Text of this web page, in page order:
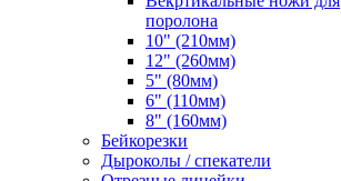
поролона
10" (210мм)
12" (260мм)
5" (80мм)
6" (110мм)
8" (160мм)
Бейкорезки
Дыроколы / спекатели